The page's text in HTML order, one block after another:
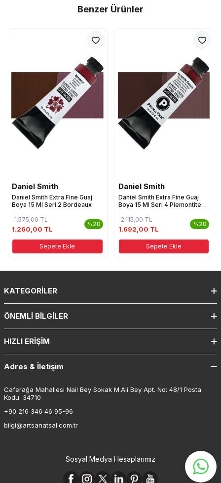
Benzer Ürünler
Daniel Smith
Daniel Smith Extra Fine Guaj
Boya 15 Ml Seri 2 Bordeaux
1.260,00 TL
1.575,00TL
%20
Sepete Ekle
Daniel Smith
Daniel Smith Extra Fine Guaj
Boya 15 Ml Seri 4 Piemontite
1.692,00 TL
2.115,00TL
%20
Sepete Ekle
KATEGORILER
ÖNEMLI BILGILER
HIZLI ERIŞIM
Adres & İletişim
Caferağa Mahallesi Nail Bey Sokak M.Ali Bey Apt. No: 48/1 Posta
Kodu: 34710
+90 216 346 46 95-96
bilgi@artsanatsal.com.tr
Sosyal Medya Hesaplarımız